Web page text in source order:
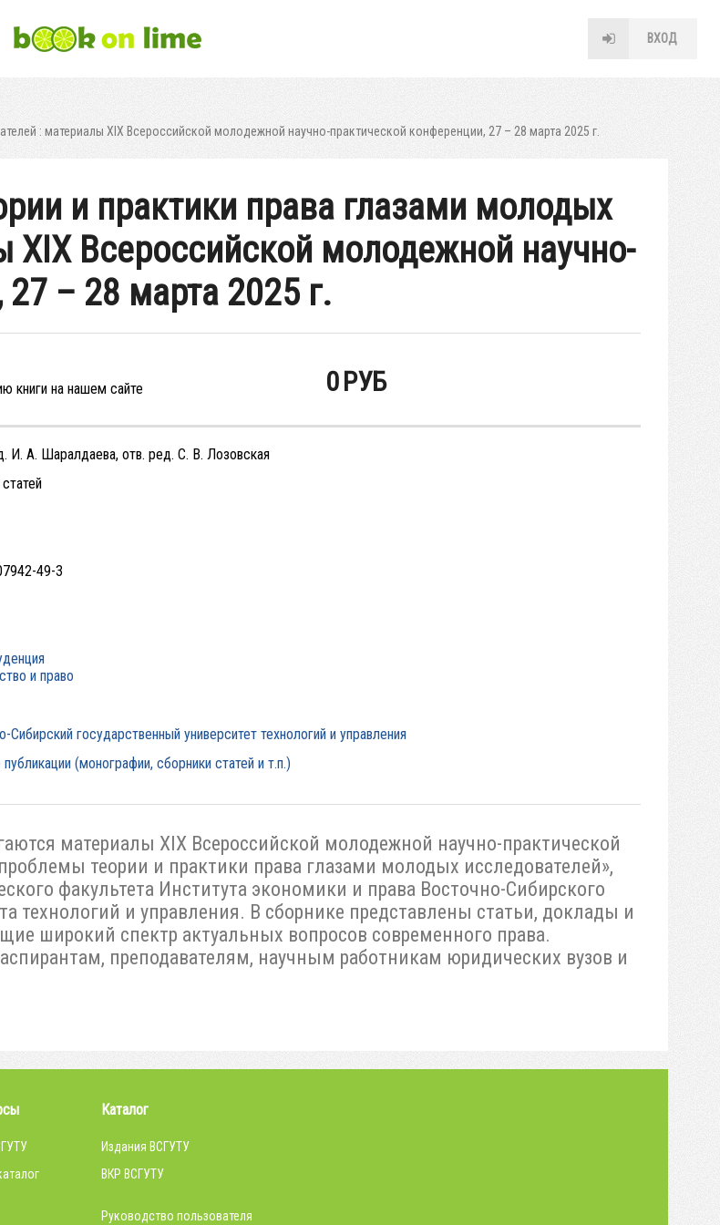
ВХОД
: материалы XIX Всероссийской молодежной научно-практической конференции, 27 – 28 марта 2025 г.
и практики права глазами молодых
XIX Всероссийской молодежной научно-
– 28 марта 2025 г.
книги на нашем сайте 0РУБ
И. А. Шаралдаева, отв. ред. С. В. Лозовская
49-3
и право
Сибирский государственный университет технологий и управления
(монографии, сборники статей и т.п.)
материалы XIX Всероссийской молодежной научно-практической
теории и практики права глазами молодых исследователей»,
факультета Института экономики и права Восточно-Сибирского
технологий и управления. В сборнике представлены статьи, доклады и
широкий спектр актуальных вопросов современного права.
преподавателям, научным работникам юридических вузов и
Каталог
Издания ВСГУТУ
ВКР ВСГУТУ
Руководство пользователя